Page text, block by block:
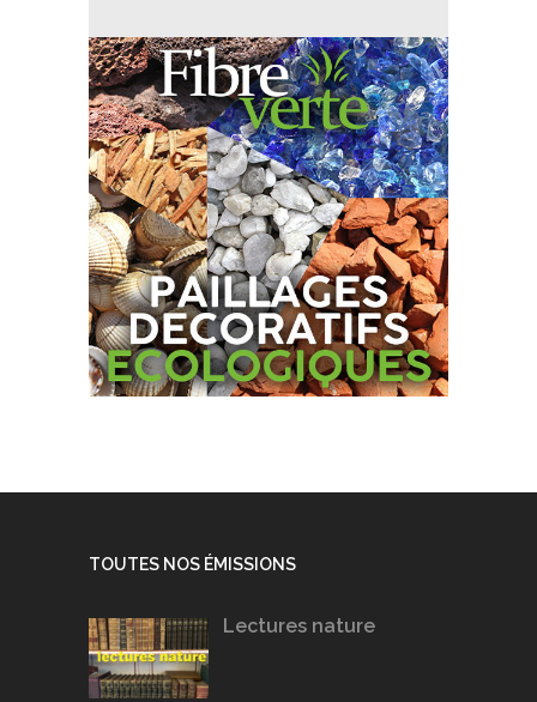
TOUTES NOS ÉMISSIONS
Lectures nature